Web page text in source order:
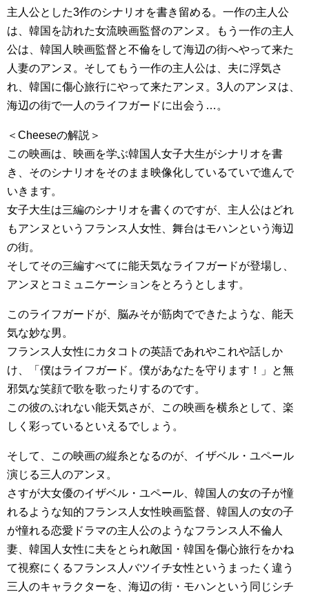
主人公とした3作のシナリオを書き留める。一作の主人公
は、韓国を訪れた女流映画監督のアンヌ。もう一作の主人
公は、韓国人映画監督と不倫をして海辺の街へやって来た
人妻のアンヌ。そしてもう一作の主人公は、夫に浮気さ
れ、韓国に傷心旅行にやって来たアンヌ。3人のアンヌは、
海辺の街で一人のライフガードに出会う…。
＜Cheeseの解説＞
この映画は、映画を学ぶ韓国人女子大生がシナリオを書
き、そのシナリオをそのまま映像化しているていで進んで
いきます。
女子大生は三編のシナリオを書くのですが、主人公はどれ
もアンヌというフランス人女性、舞台はモハンという海辺
の街。
そしてその三編すべてに能天気なライフガードが登場し、
アンヌとコミュニケーションをとろうとします。
このライフガードが、脳みそが筋肉でできたような、能天
気な妙な男。
フランス人女性にカタコトの英語であれやこれや話しか
け、「僕はライフガード。僕があなたを守ります！」と無
邪気な笑顔で歌を歌ったりするのです。
この彼のぶれない能天気さが、この映画を横糸として、楽
しく彩っているといえるでしょう。
そして、この映画の縦糸となるのが、イザベル・ユペール
演じる三人のアンヌ。
さすが大女優のイザベル・ユペール、韓国人の女の子が憧
れるような知的フランス人女性映画監督、韓国人の女の子
が憧れる恋愛ドラマの主人公のようなフランス人不倫人
妻、韓国人女性に夫をとられ敵国・韓国を傷心旅行をかね
て視察にくるフランス人バツイチ女性というまったく違う
三人のキャラクターを、海辺の街・モハンという同じシチ